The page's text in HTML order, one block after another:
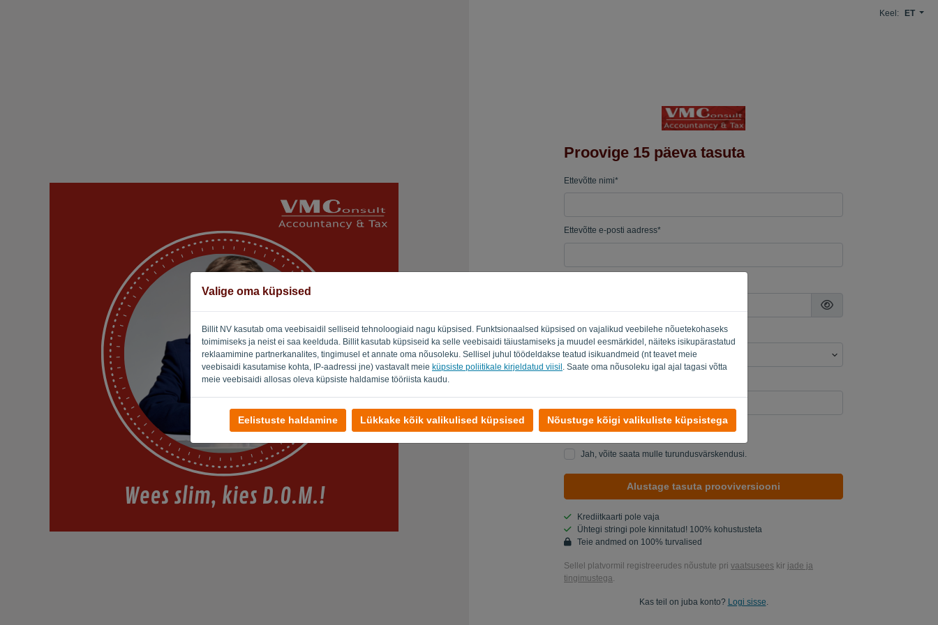
Valige oma küpsised
Billit NV kasutab oma veebisaidil selliseid tehnoloogiaid nagu küpsised. Funktsionaalsed küpsised on vajalikud veebilehe nõuetekohaseks
toimimiseks ja neist ei saa keelduda. Billit kasutab küpsiseid ka selle veebisaidi täiustamiseks ja muudel eesmärkidel, näiteks isikupärastatud
reklaamimine partnerkanalites, tingimusel et annate oma nõusoleku. Sellisel juhul töödeldakse teatud isikuandmeid (nt teavet meie
veebisaidi kasutamise kohta, IP-aadressi jne) vastavalt meie küpsiste poliitikale kirjeldatud viisil . Saate oma nõusoleku igal ajal tagasi võtta
meie veebisaidi allosas oleva küpsiste haldamise tööriista kaudu.
Eelistuste haldamine Lükkake kõik valikulised küpsised Nõustuge kõigi valikuliste küpsistega
Keel: ET
Proovige 15 päeva tasuta
Ettevõtte nimi*
Ettevõtte e-posti aadress*
Riik
Jah, sa võid uurida minu tooteid..
Jah, võite saata mulle turundusvärskendusi.
Alustage tasuta prooviversiooni
Krediitkaarti pole vaja
Ühtegi stringi pole kinnitatud! 100% kohustusteta
Teie andmed on 100% turvalised
Sellel platvormil registreerudes nõustute pri vaatsusees kir jade ja
tingimustega.
Kas teil on juba konto? Logi sisse.